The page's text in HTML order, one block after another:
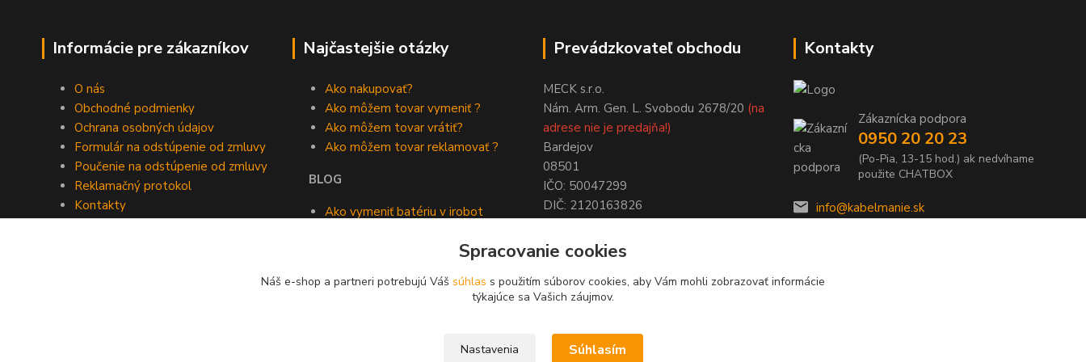
Informácie pre zákazníkov
O nás
Obchodné podmienky
Ochrana osobných údajov
Formulár na odstúpenie od zmluvy
Poučenie na odstúpenie od zmluvy
Reklamačný protokol
Kontakty
Blog
Najčastejšie otázky
Ako nakupovať?
Ako môžem tovar vymeniť ?
Ako môžem tovar vrátiť?
Ako môžem tovar reklamovať ?
BLOG
Ako vymeniť batériu v irobot
Kedy vymeniť batériu roomba
Prevádzkovateľ obchodu
MECK s.r.o.
Nám. Arm. Gen. L. Svobodu 2678/20 (na
adrese nie je predajňa!)
Bardejov
08501
IČO: 50047299
DIČ: 2120163826
NIE SME PLATCAMI DPH !
Kontakty
Zákaznícka podpora
0950 20 20 23
(Po-Pia, 13-15 hod.) ak nedvíhame
použite CHATBOX
info@kabelmanie.sk
Upravit sběr cookies.
Spracovanie cookies
Náš e-shop a partneri potrebujú Váš súhlas s použitím súborov cookies, aby Vám mohli zobrazovať informácie
týkajúce sa Vašich záujmov.
Nastavenia Súhlasím